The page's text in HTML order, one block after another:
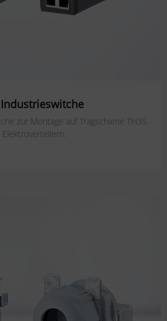
zur Montage auf Tragschiene TH35